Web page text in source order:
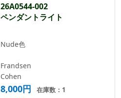
26A0544-002
ペンダントライト
Nude色
Frandsen
Cohen
8,000円 在庫数：1